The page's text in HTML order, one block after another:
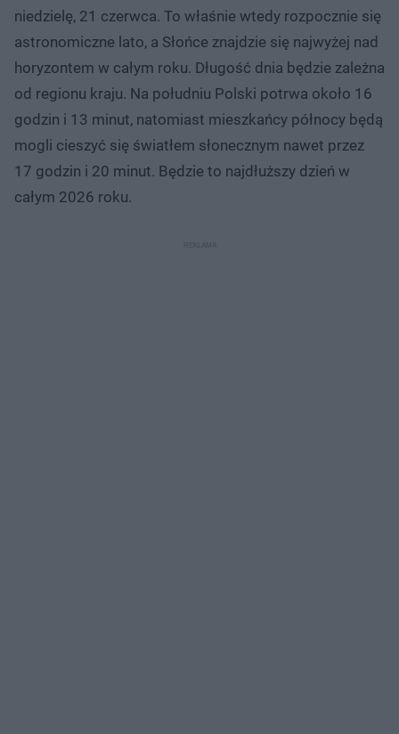
niedzielę, 21 czerwca. To właśnie wtedy rozpocznie się
astronomiczne lato, a Słońce znajdzie się najwyżej nad
horyzontem w całym roku. Długość dnia będzie zależna
od regionu kraju. Na południu Polski potrwa około 16
godzin i 13 minut, natomiast mieszkańcy północy będą
mogli cieszyć się światłem słonecznym nawet przez
17 godzin i 20 minut. Będzie to najdłuższy dzień w
całym 2026 roku.